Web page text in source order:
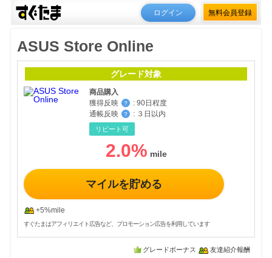
ログイン 無料会員登録
ASUS Store Online
グレード対象
商品購入
獲得反映
？ : 90日程度
通帳反映
？ : ３日以内
リピート可
2.0%
マイルを貯める
+5%mile
すぐたまはアフィリエイト広告など、プロモーション広告を利用しています
グレードボーナス 友達紹介報酬